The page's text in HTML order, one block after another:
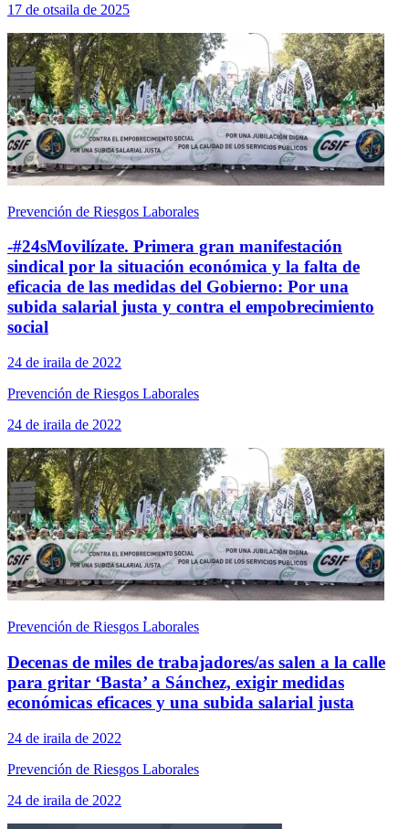
17 de otsaila de 2025
Prevención de Riesgos Laborales
-#24sMovilízate. Primera gran manifestación
sindical por la situación económica y la falta de
eficacia de las medidas del Gobierno: Por una
subida salarial justa y contra el empobrecimiento
social
24 de iraila de 2022
Prevención de Riesgos Laborales
24 de iraila de 2022
Prevención de Riesgos Laborales
Decenas de miles de trabajadores/as salen a la calle
para gritar ‘Basta’ a Sánchez, exigir medidas
económicas eficaces y una subida salarial justa
24 de iraila de 2022
Prevención de Riesgos Laborales
24 de iraila de 2022